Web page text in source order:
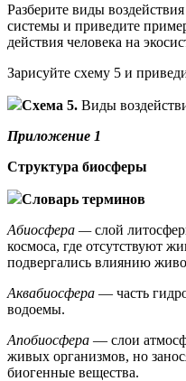
Разберите виды
системы и приведите
действия человека на
Зарисуйте схему 5 и
Схема 5. Виды
Приложение 1
Структура биосферы
Словарь терминов
Абиосфера —слой
космоса, где отсутствуют
подвергались влиянию
Аквабиосфера — часть
водоемы.
Апобиосфера — слои
живых организмов, но
биогенные вещества.